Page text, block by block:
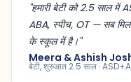
"हमारी बेटी को 2.5 साल में
ABA, स्पीच, OT — सब
के स्कूल में है।"
Meera & Ashish
बेटी, शुरुआत 2.5 साल ·